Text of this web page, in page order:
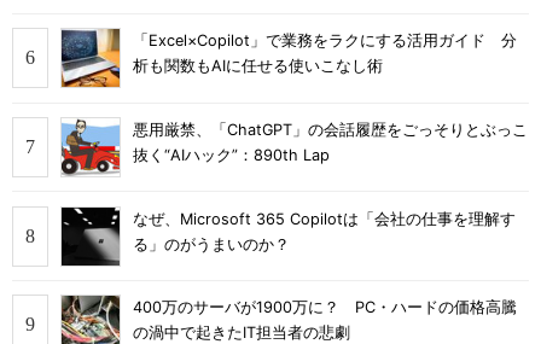
「Excel×Copilot」で業務をラクにする活用ガイド 分
析も関数もAIに任せる使いこなし術
悪用厳禁、「ChatGPT」の会話履歴をごっそりとぶっこ
抜く“AIハック”：890th Lap
なぜ、Microsoft 365 Copilotは「会社の仕事を理解す
る」のがうまいのか？
400万のサーバが1900万に？ PC・ハードの価格高騰
の渦中で起きたIT担当者の悲劇